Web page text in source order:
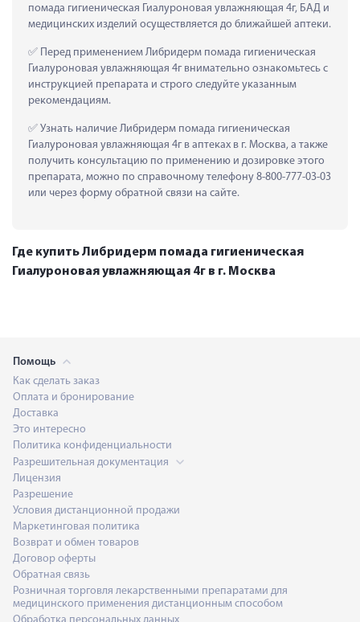
помада гигиеническая Гиалуроновая увлажняющая 4г, БАД и
медицинских изделий осуществляется до ближайшей аптеки.
Перед применением Либридерм помада гигиеническая
Гиалуроновая увлажняющая 4г внимательно ознакомьтесь с
инструкцией препарата и строго следуйте указанным
рекомендациям.
Узнать наличие Либридерм помада гигиеническая
Гиалуроновая увлажняющая 4г в аптеках в г. Москва, а также
получить консультацию по применению и дозировке этого
препарата, можно по справочному телефону 8-800-777-03-03
или через форму обратной связи на сайте.
Где купить Либридерм помада гигиеническая
Гиалуроновая увлажняющая 4г в г. Москва
Помощь
Как сделать заказ
Оплата и бронирование
Доставка
Это интересно
Политика конфиденциальности
Разрешительная документация
Лицензия
Разрешение
Условия дистанционной продажи
Маркетинговая политика
Возврат и обмен товаров
Договор оферты
Обратная связь
Розничная торговля лекарственными препаратами для
медицинского применения дистанционным способом